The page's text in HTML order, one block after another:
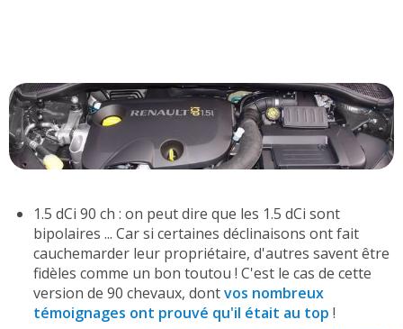
1.5 dCi 90 ch : on peut dire que les 1.5 dCi sont
bipolaires ... Car si certaines déclinaisons ont fait
cauchemarder leur propriétaire, d'autres savent être
fidèles comme un bon toutou ! C'est le cas de cette
version de 90 chevaux, dontvos nombreux
témoignages ont prouvé qu'il était au top !